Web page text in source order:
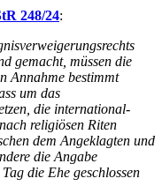
248/24:
gemacht, müssen die
Annahme bestimmt
um das
die international-
religiösen Riten
dem Angeklagten und
die Angabe
die Ehe geschlossen